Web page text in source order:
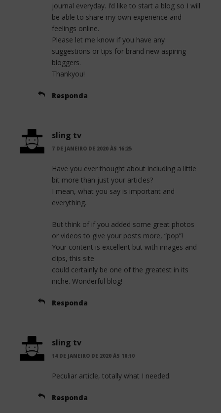
journal everyday. I’d like to start a blog so I will
be able to share my own experience and
feelings online.
Please let me know if you have any
suggestions or tips for brand new aspiring
bloggers.
Thankyou!
Responda
sling tv
7 DE JANEIRO DE 2020 ÀS 16:25
Have you ever thought about including a little
bit more than just your articles?
I mean, what you say is important and
everything.
But think of if you added some great photos
or videos to give your posts more, “pop”!
Your content is excellent but with images and
clips, this site
could certainly be one of the greatest in its
niche. Wonderful blog!
Responda
sling tv
14 DE JANEIRO DE 2020 ÀS 10:10
Peculiar article, totally what I needed.
Responda